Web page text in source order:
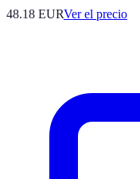
48.18 EURVer el precio